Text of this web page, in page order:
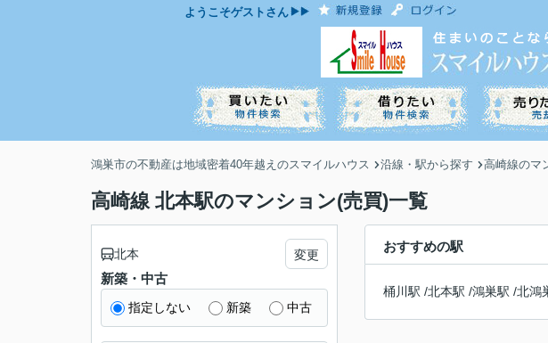
ようこそゲスト さん
鴻巣市の不動産は地域密着40年越えのスマイルハウス 沿線・駅から探す 高崎線のマ
高崎線 北本駅のマンション(売買)一覧
おすすめの駅
桶川駅 /北本駅 /鴻巣駅 /北鴻
北本 変更
新築・中古
指定しない 新築 中古